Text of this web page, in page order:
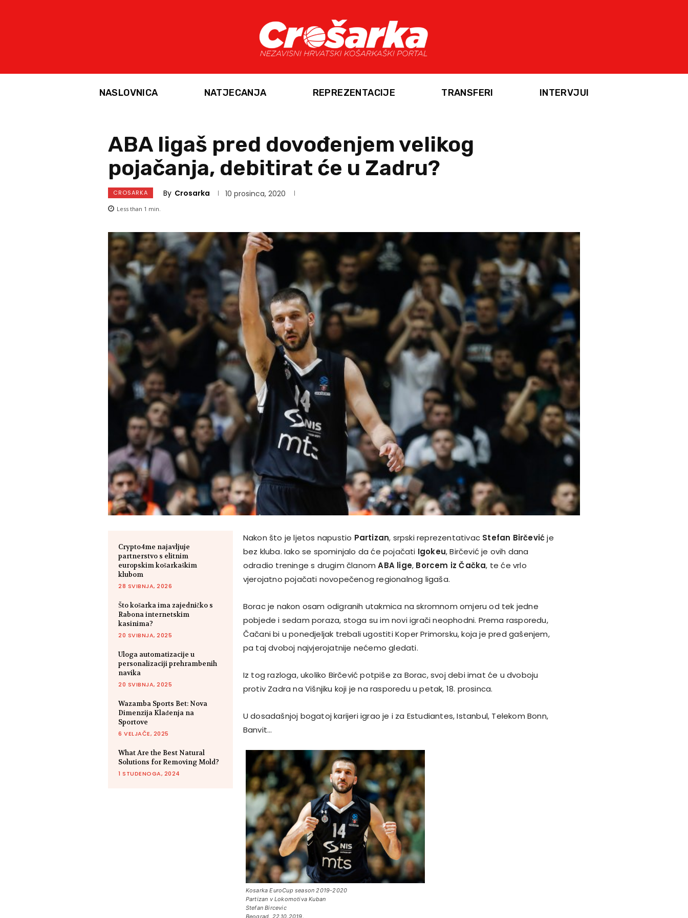
NASLOVNICA NATJECANJA REPREZENTACIJE TRANSFERI INTERVJUI
ABA ligaš pred dovođenjem velikog
pojačanja, debitirat će u Zadru?
CROSARKA By Crosarka 10 prosinca, 2020
Less than 1 min.
Crypto4me najavljuje
partnerstvo s elitnim
europskim košarkaškim
klubom
28 SVIBNJA, 2026
Što košarka ima zajedničko s
Rabona internetskim
kasinima?
20 SVIBNJA, 2025
Uloga automatizacije u
personalizaciji prehrambenih
navika
20 SVIBNJA, 2025
Wazamba Sports Bet: Nova
Dimenzija Klađenja na
Sportove
6 VELJAČE, 2025
What Are the Best Natural
Solutions for Removing Mold?
1 STUDENOGA, 2024
Nakon što je ljetos napustio Partizan, srpski reprezentativac Stefan Birčevićje
bez kluba. Iako se spominjalo da će pojačati Igokeu, Birčević je ovih dana
odradio treninge s drugim članomABA lige, Borcem iz Čačka, te će vrlo
vjerojatno pojačati novopečenog regionalnog ligaša.
Borac je nakon osam odigranih utakmica na skromnom omjeru od tek jedne
pobjede i sedam poraza, stoga su im novi igrači neophodni. Prema rasporedu,
Čačani bi u ponedjeljak trebali ugostiti Koper Primorsku, koja je pred gašenjem,
pa taj dvoboj najvjerojatnije nećemo gledati.
Iz tog razloga, ukoliko Birčević potpiše za Borac, svoj debi imat će u dvoboju
protiv Zadra na Višnjiku koji je na rasporedu u petak, 18. prosinca.
U dosadašnjoj bogatoj karijeri igrao je i za Estudiantes, Istanbul, Telekom Bonn,
Banvit…
Kosarka EuroCup season 2019-2020
Partizan v Lokomotiva Kuban
Stefan Bircevic
Beograd, 22.10.2019.